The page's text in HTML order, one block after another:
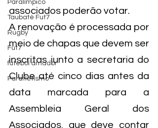
Paralímpico
Taubaté Fut7
Rugby
Fut7
futebol amador
Paratletismo
associados poderão votar.
A renovação é processada por
meio de chapas que devem ser
inscritas junto a secretaria do
Clube até cinco dias antes da
data marcada para a
Assembleia Geral dos
Associados, que deve contar